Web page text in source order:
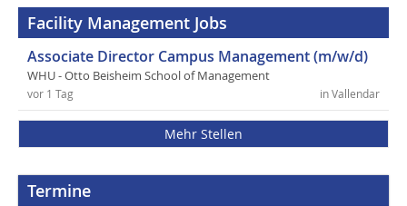
Facility Management Jobs
Associate Director Campus Management (m/w/d)
WHU - Otto Beisheim School of Management
in Vallendar
vor 1 Tag
Mehr Stellen
Termine